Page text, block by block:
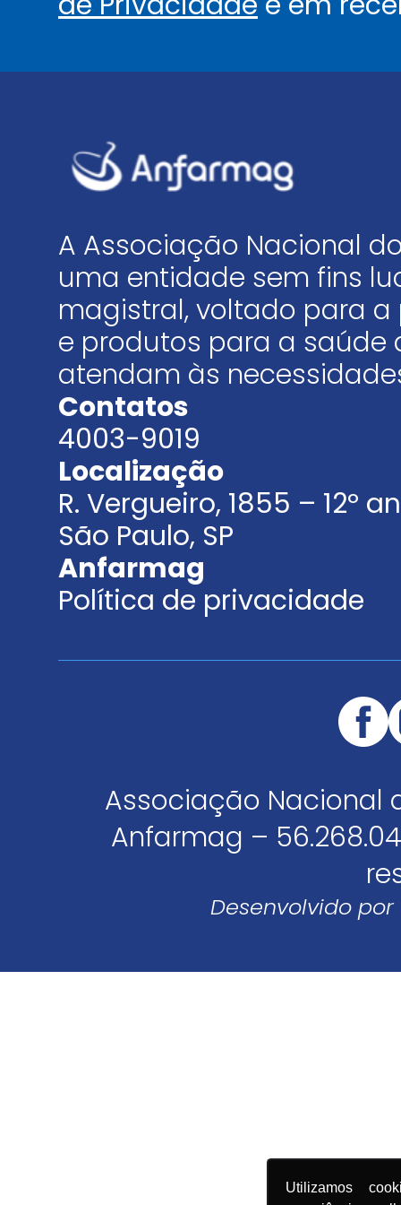
Utilizamos
A Associação Nacional
uma entidade sem fins
magistral, voltado para
e produtos para a saúde
atendam às
Contatos
4003-9019
Localização
R. Vergueiro, 1855 – 12º
São Paulo, SP
Anfarmag
Política de privacidade
Associação Nacional
Anfarmag –
Desenvolvido por